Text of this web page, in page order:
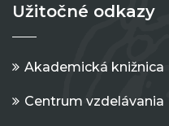
Užitočné odkazy
Akademická knižnica
Centrum vzdelávania